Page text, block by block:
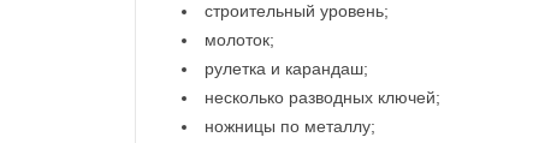
строительный уровень;
молоток;
рулетка и карандаш;
несколько разводных ключей;
ножницы по металлу;